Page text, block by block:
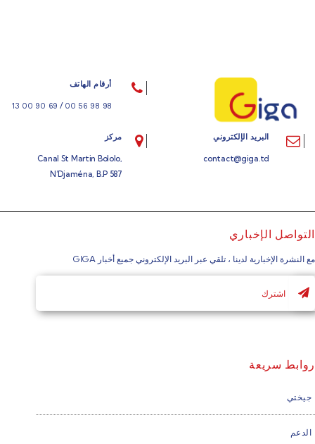
أرقام الهاتف
98 98 56 00
/
69 90 00 13
البريد الإلكتروني
contact@giga.td
مركز
Canal St Martin Bololo,
N’Djaména, B.P 587
التواصل الإخباري
مع النشرة الإخبارية لدينا ، تلقي عبر البريد الإلكتروني جميع أخبار GIGA
روابط سريعة
جيختي
الدعم